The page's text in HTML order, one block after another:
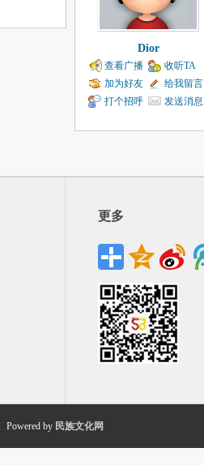
Dior
查看广播
收听TA
加为好友
给我留言
打个招呼
发送消息
更多
Powered by 民族文化网